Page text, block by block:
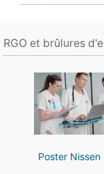
RGO et brûlures
Poster Nissen